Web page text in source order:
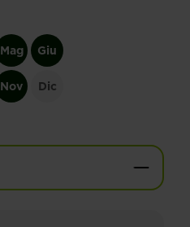
Mag Giu
Nov Dic